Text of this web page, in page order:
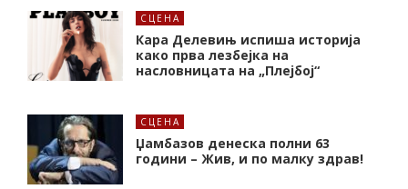
СЦЕНА
Кара Делевињ испиша историја
како прва лезбејка на
насловницата на „Плејбој“
СЦЕНА
Џамбазов денеска полни 63
години – Жив, и по малку здрав!